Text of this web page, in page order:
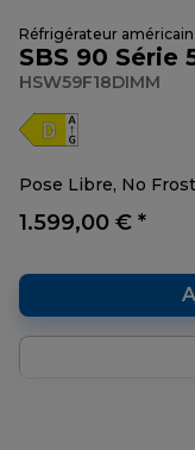
Réfrigérateur américain
SBS 90 Série
HSW59F18DIMM
Pose Libre, No
1.599,00 € *